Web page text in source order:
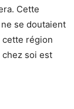
Cette
se doutaient
cette région
chez soi est